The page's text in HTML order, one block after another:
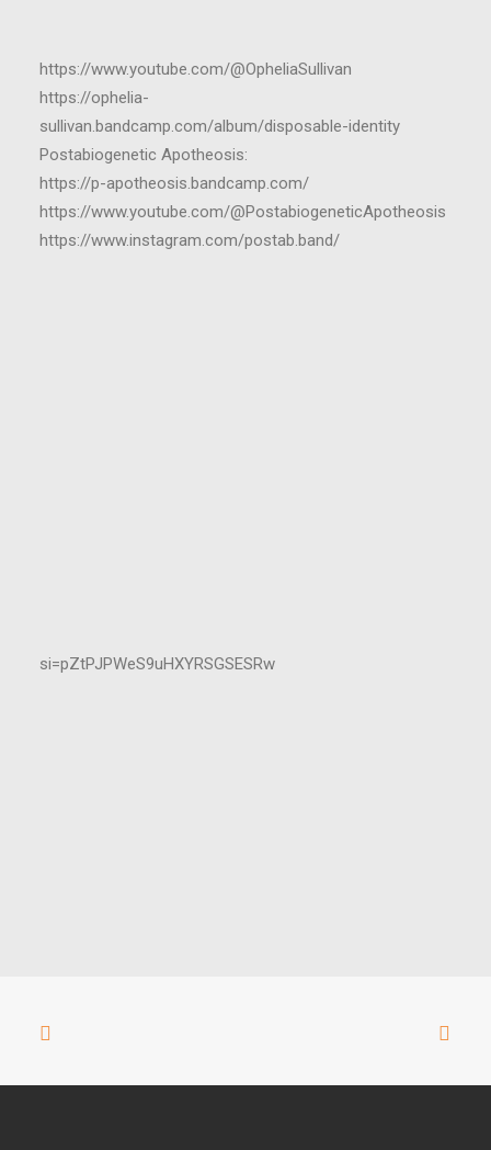
https://www.youtube.com/@OpheliaSullivan
https://ophelia-
sullivan.bandcamp.com/album/disposable-identity
Postabiogenetic Apotheosis:
https://p-apotheosis.bandcamp.com/
https://www.youtube.com/@PostabiogeneticApotheosis
https://www.instagram.com/postab.band/
si=pZtPJPWeS9uHXYRSGSESRw